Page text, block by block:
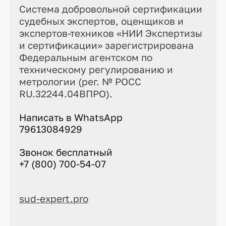
Система добровольной сертификации
судебных экспертов, оценщиков и
экспертов-техников «НИИ Экспертизы
и сертификации» зарегистрирована
Федеральным агентском по
техническому регулированию и
метрологии (рег. № РОСС
RU.32244.04ВПРО).
Написать в WhatsApp
79613084929
Звонок бесплатный
+7 (800) 700-54-07
sud-expert.pro